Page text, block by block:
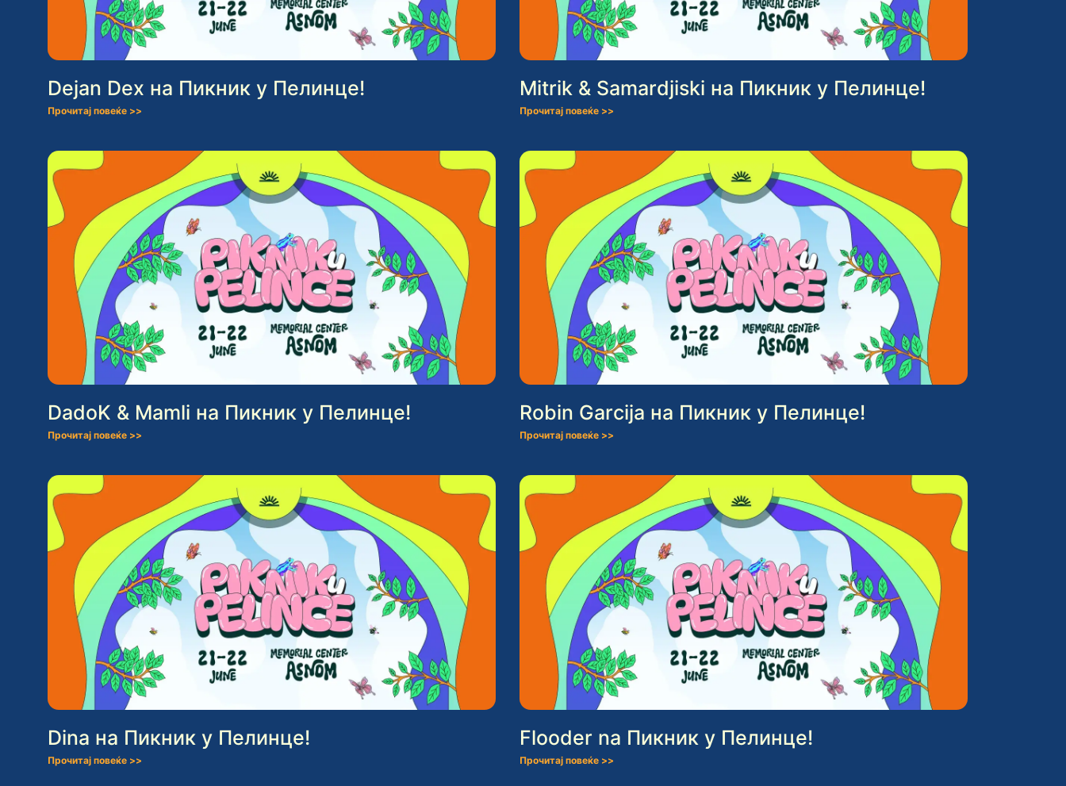
Dejan Dex на Пикник у Пелинце!
Прочитај повеќе >>
Mitrik & Samardjiski на Пикник у Пелинце!
Прочитај повеќе >>
DadoK & Mamli на Пикник у Пелинце!
Прочитај повеќе >>
Robin Garcija на Пикник у Пелинце!
Прочитај повеќе >>
Dina на Пикник у Пелинце!
Прочитај повеќе >>
Flooder na Пикник у Пелинце!
Прочитај повеќе >>